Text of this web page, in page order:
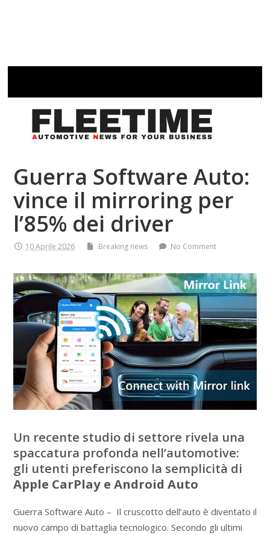
Guerra Software Auto:
vince il mirroring per
l’85% dei driver
10 Aprile 2026 Breaking news No Comment
Un recente studio di settore rivela una
spaccatura profonda nell’automotive:
gli utenti preferiscono la semplicità di
Apple CarPlay e Android Auto
Guerra Software Auto – Il cruscotto dell’auto è diventato il
nuovo campo di battaglia tecnologico. Secondo gli ultimi